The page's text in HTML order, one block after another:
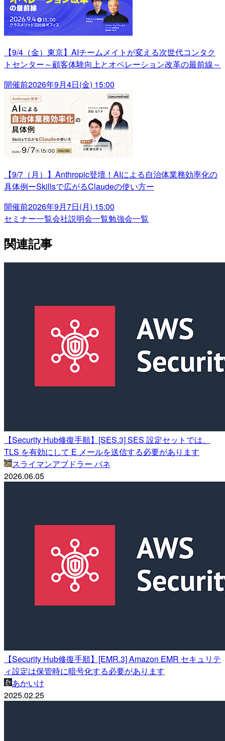
【9/4（金）東京】AIチームメイトが変える次世代コンタク
トセンター～顧客体験向上とオペレーション改革の最前線～
開催前2026年9月4日(金) 15:00
【9/7（月）】Anthropic登壇！AIによる自治体業務効率化の
具体例ーSkillsで広がるClaudeの使い方ー
開催前2026年9月7日(月) 15:00
セミナー一覧会社説明会一覧勉強会一覧
関連記事
【Security Hub修復手順】[SES.3] SES 設定セットでは、
TLS を有効にして E メールを送信する必要があります
スライマンアブドラー パネ
2026.06.05
【Security Hub修復手順】[EMR.3] Amazon EMR セキュリテ
ィ設定は保管時に暗号化する必要があります
あかいけ
2025.02.25